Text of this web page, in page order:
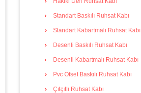
Standart Baskılı Ruhsat Kabı
Standart Kabartmalı Ruhsat Kabı
Desenli Baskılı Ruhsat Kabı
Desenli Kabartmalı Ruhsat Kabı
Pvc Ofset Baskılı Ruhsat Kabı
Çıtçıtlı Ruhsat Kabı